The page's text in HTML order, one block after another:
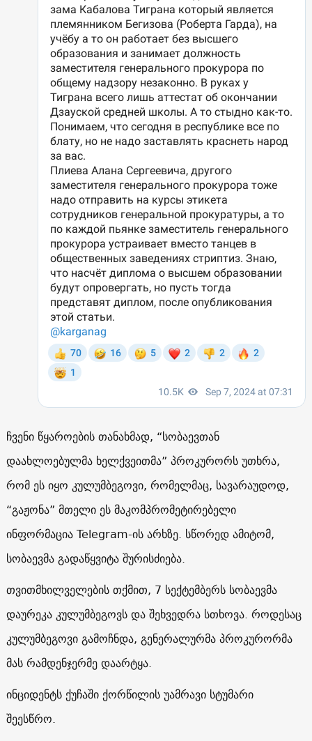
ჩვენი წყაროების თანახმად, “სობაევთან
დაახლოებულმა ხელქვეითმა” პროკურორს უთხრა,
რომ ეს იყო კულუმბეგოვი, რომელმაც, სავარაუდოდ,
“გაჟონა” მთელი ეს მაკომპრომეტირებელი
ინფორმაცია Telegram-ის არხზე. სწორედ ამიტომ,
სობაევმა გადაწყვიტა შურისძიება.
თვითმხილველების თქმით, 7 სექტემბერს სობაევმა
დაურეკა კულუმბეგოვს და შეხვედრა სთხოვა. როდესაც
კულუმბეგოვი გამოჩნდა, გენერალურმა პროკურორმა
მას რამდენჯერმე დაარტყა.
ინციდენტს ქუჩაში ქორწილის უამრავი სტუმარი
შეესწრო.